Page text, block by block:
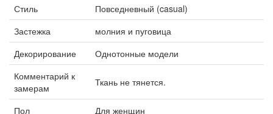
Стиль
Повседневный (casual)
Застежка
молния и пуговица
Декорирование
Однотонные модели
Комментарий к
замерам
Ткань не тянется.
Пол
Для женщин